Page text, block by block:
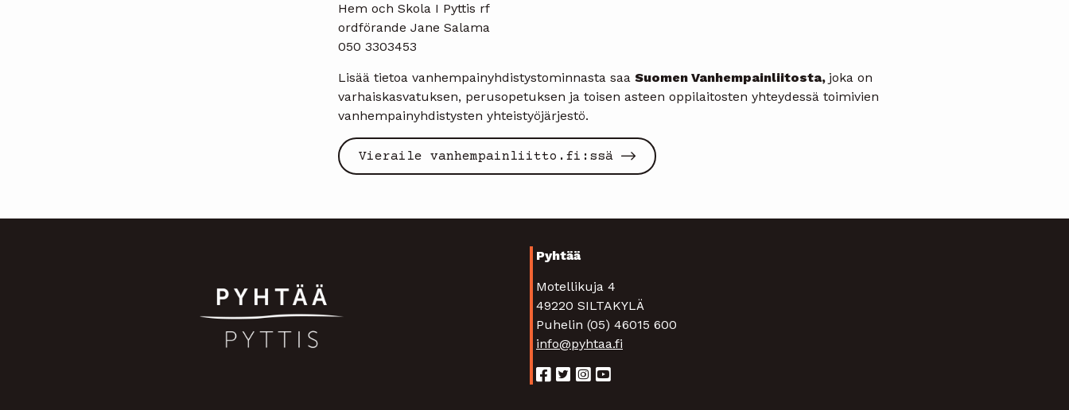
Hem och Skola I Pyttis rf
ordförande Jane Salama
050 3303453
Lisää tietoa vanhempainyhdistystominnasta saa Suomen Vanhempainliitosta, joka on
varhaiskasvatuksen, perusopetuksen ja toisen asteen oppilaitosten yhteydessä toimivien
vanhempainyhdistysten yhteistyöjärjestö.
Vieraile vanhempainliitto.fi:ssä
Pyhtää
Motellikuja 4
49220 SILTAKYLÄ
Puhelin (05) 46015 600
info@pyhtaa.fi